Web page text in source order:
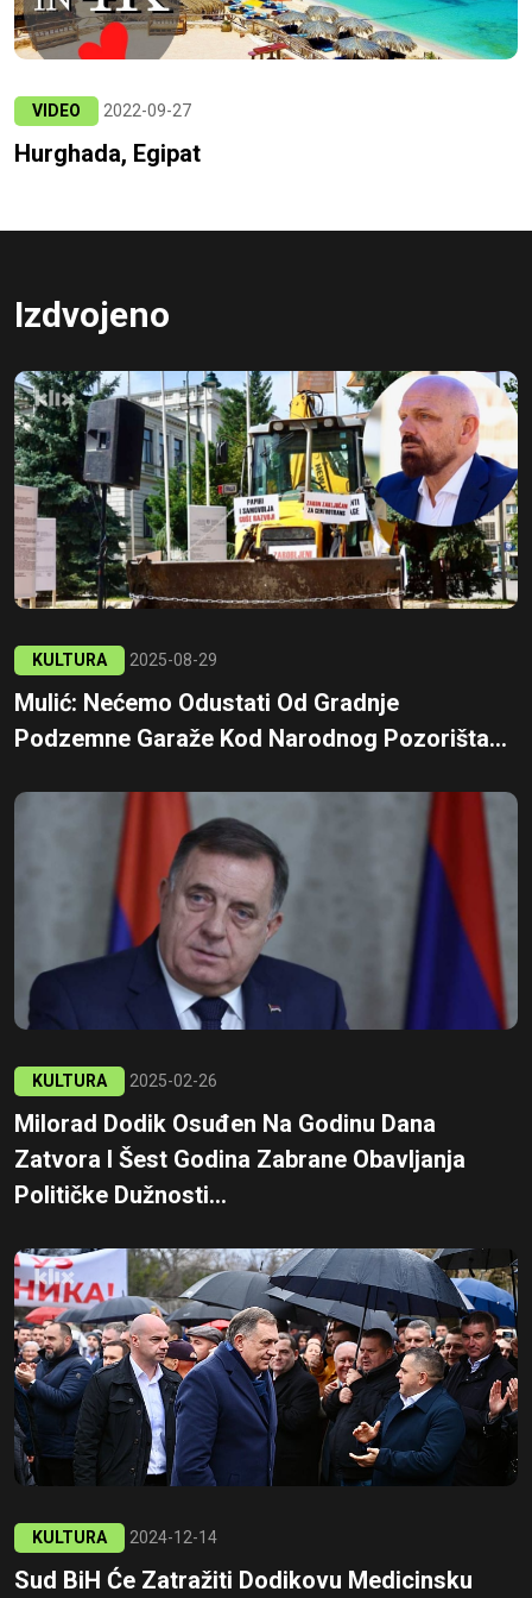
VIDEO 2022-09-27
Hurghada, Egipat
Izdvojeno
KULTURA 2025-08-29
Mulić: Nećemo Odustati Od Gradnje
Podzemne Garaže Kod Narodnog Pozorišta...
KULTURA 2025-02-26
Milorad Dodik Osuđen Na Godinu Dana
Zatvora I Šest Godina Zabrane Obavljanja
Političke Dužnosti...
KULTURA 2024-12-14
Sud BiH Će Zatražiti Dodikovu Medicinsku